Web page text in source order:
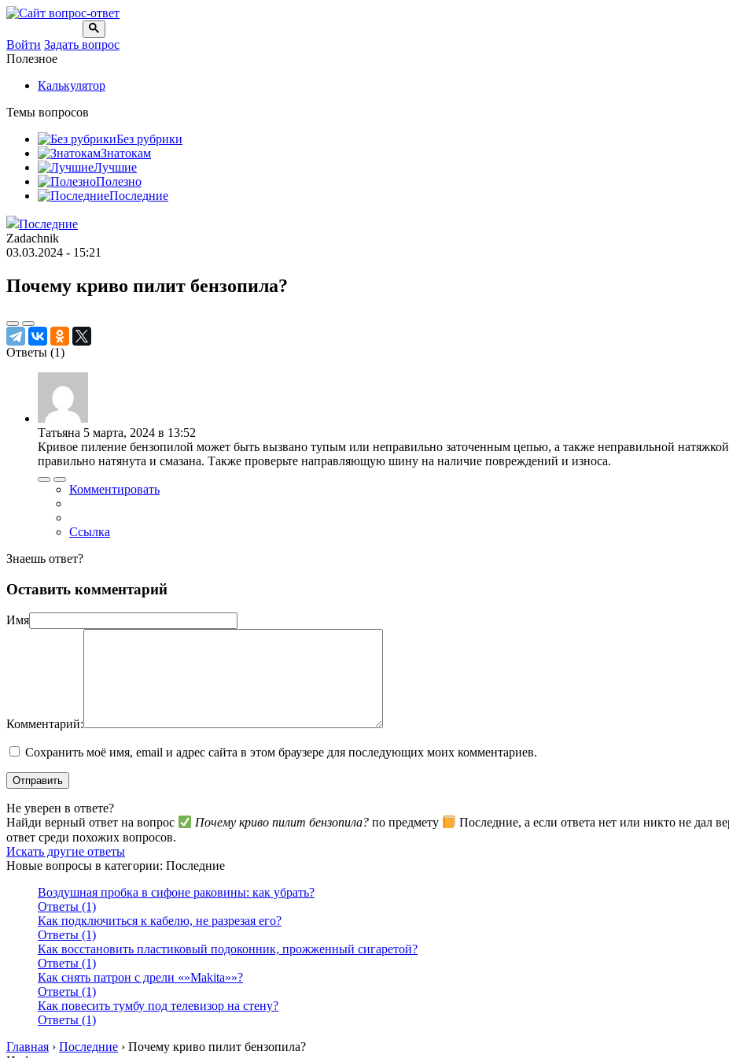
Войти Задать вопрос
Полезное
Калькулятор
Темы вопросов
Без рубрики
Знатокам
Лучшие
Полезно
Последние
Последние
Zadachnik
03.03.2024 - 15:21
Почему криво пилит бензопила?
Ответы (1)
Татьяна 5 марта, 2024 в 13:52
Кривое пиление бензопилой может быть вызвано тупым или неправильно заточенным цепью, а также неправильной натяжкой
правильно натянута и смазана. Также проверьте направляющую шину на наличие повреждений и износа.
Комментировать
Ссылка
Знаешь ответ?
Оставить комментарий
Имя
Комментарий:
Сохранить моё имя, email и адрес сайта в этом браузере для последующих моих комментариев.
Не уверен в ответе?
Найди верный ответ на вопрос
Почему криво пилит бензопила? по предмету
Последние, а если ответа нет или никто не дал
ответ среди похожих вопросов.
Искать другие ответы
Новые вопросы в категории: Последние
Воздушная пробка в сифоне раковины: как убрать?
Ответы (1)
Как подключиться к кабелю, не разрезая его?
Ответы (1)
Как восстановить пластиковый подоконник, прожженный сигаретой?
Ответы (1)
Как снять патрон с дрели «»Makita»»?
Ответы (1)
Как повесить тумбу под телевизор на стену?
Ответы (1)
Главная › Последние › Почему криво пилит бензопила?